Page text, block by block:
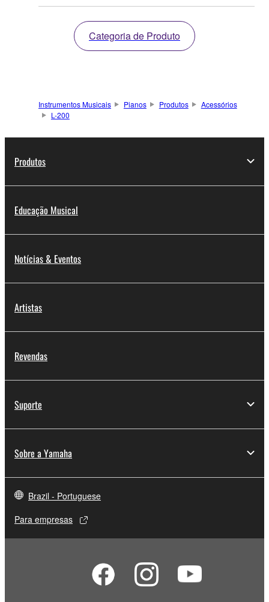
Categoria de Produto
Instrumentos Musicais Pianos Produtos
Acessórios
L-200
Produtos
Educação Musical
Notícias & Eventos
Artistas
Revendas
Suporte
Sobre a Yamaha
Brazil - Portuguese
Para empresas